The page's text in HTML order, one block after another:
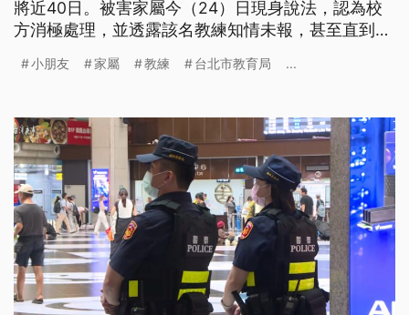
將近40日。被害家屬今（24）日現身說法，認為校
方消極處理，並透露該名教練知情未報，甚至直到今
時間已經校安通報，預計4月初完成調查，教練已經
嫌性虐待的棒球隊學長，已經移送台北地院少年法庭
審理。
小朋友 家屬 教練 台北市教育局 ...